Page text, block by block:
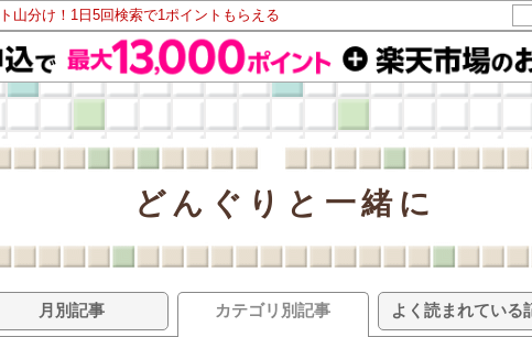
山分け！1日5回検索で1ポイントもらえる
どんぐりと一緒に
月別記事 カテゴリ別記事 よく読まれている